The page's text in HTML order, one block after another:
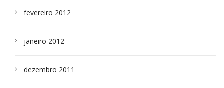
fevereiro 2012
janeiro 2012
dezembro 2011